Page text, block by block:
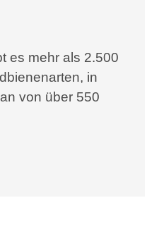
es mehr als 2.500
in
von über 550